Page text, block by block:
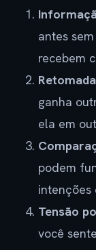
antes
recebem
ganha
ela em
podem
intenções
Tensão
você